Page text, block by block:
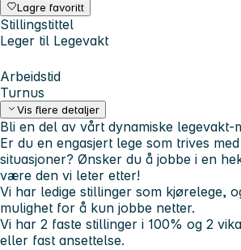
Lagre favoritt
Stillingstittel
Leger til Legevakt
Arbeidstid
Turnus
Vis flere detaljer
Bli en del av vårt dynamiske legevakt-
Er du en engasjert lege som trives
situasjoner? Ønsker du å jobbe i en
være den vi leter etter!
Vi har ledige stillinger som kjørelege,
mulighet for å kun jobbe netter.
Vi har 2 faste stillinger i 100% og 2
eller fast ansettelse.